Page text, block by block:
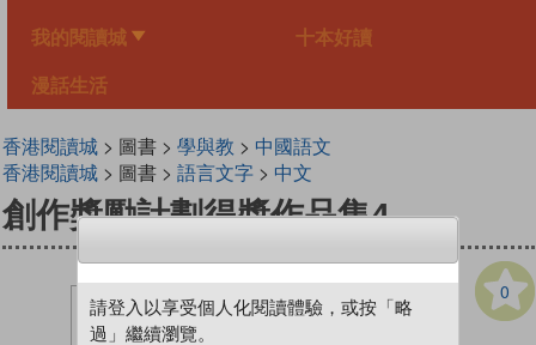
我的閱讀城 十本好讀
漫話生活
香港閱讀城> 圖書 > 學與教 > 中國語文
香港閱讀城> 圖書 > 語言文字> 中文
創作獎勵計劃得獎作品集4
0
請登入以享受個人化閱讀體驗，或按「略
過」繼續瀏覽。